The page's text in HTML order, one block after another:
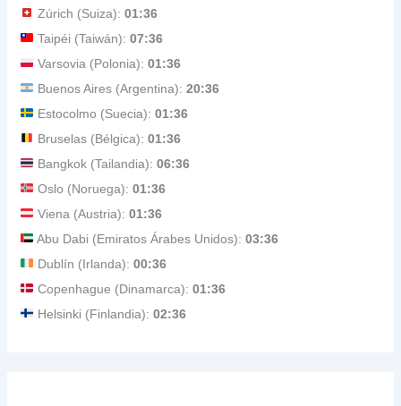
Zúrich (Suiza):01:36
Taipéi (Taiwán):07:36
Varsovia (Polonia):01:36
Buenos Aires (Argentina):20:36
Estocolmo (Suecia):01:36
Bruselas (Bélgica):01:36
Bangkok (Tailandia):06:36
Oslo (Noruega):01:36
Viena (Austria):01:36
Abu Dabi (Emiratos Árabes Unidos):03:36
Dublín (Irlanda):00:36
Copenhague (Dinamarca):01:36
Helsinki (Finlandia):02:36